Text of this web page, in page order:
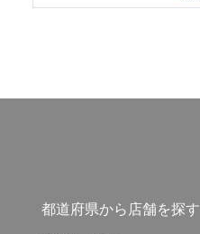
都道府県から店舗を探す